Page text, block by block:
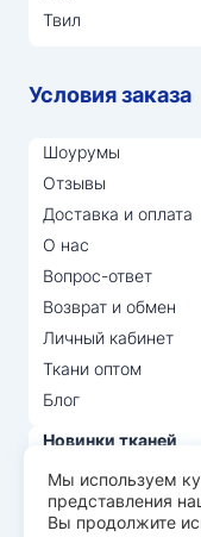
Твил
Условия заказа
Шоурумы
Отзывы
Доставка и оплата
О нас
Вопрос-ответ
Возврат и обмен
Личный кабинет
Ткани оптом
Блог
Новинки тканей
Распродажа тканей
Лидеры продаж
Мы используем
представления
Вы продолжите